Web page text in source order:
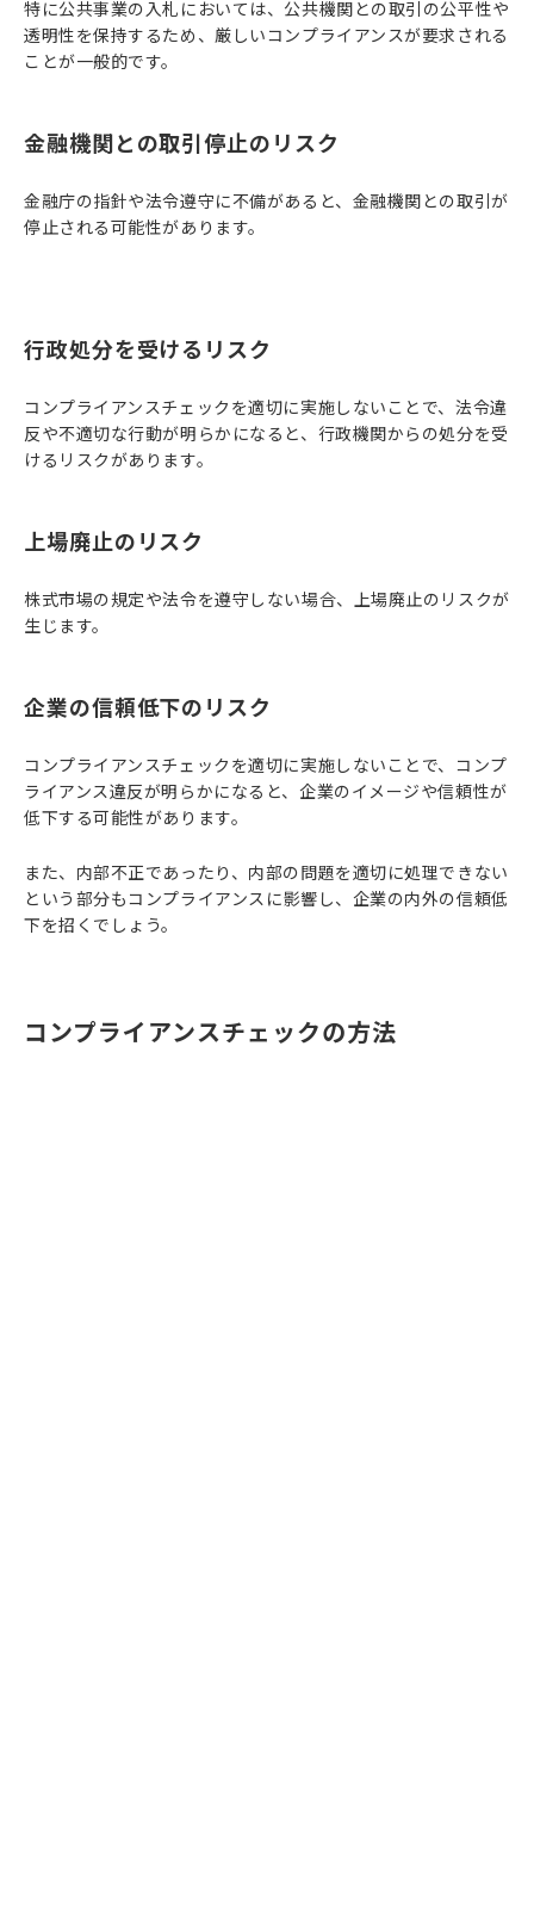
特に公共事業の入札においては、公共機関との取引の公平性や
透明性を保持するため、厳しいコンプライアンスが要求される
ことが一般的です。
金融機関との取引停止のリスク
金融庁の指針や法令遵守に不備があると、金融機関との取引が
停止される可能性があります。
行政処分を受けるリスク
コンプライアンスチェックを適切に実施しないことで、法令違
反や不適切な行動が明らかになると、行政機関からの処分を受
けるリスクがあります。
上場廃止のリスク
株式市場の規定や法令を遵守しない場合、上場廃止のリスクが
生じます。
企業の信頼低下のリスク
コンプライアンスチェックを適切に実施しないことで、コンプ
ライアンス違反が明らかになると、企業のイメージや信頼性が
低下する可能性があります。
また、内部不正であったり、内部の問題を適切に処理できない
という部分もコンプライアンスに影響し、企業の内外の信頼低
下を招くでしょう。
コンプライアンスチェックの方法